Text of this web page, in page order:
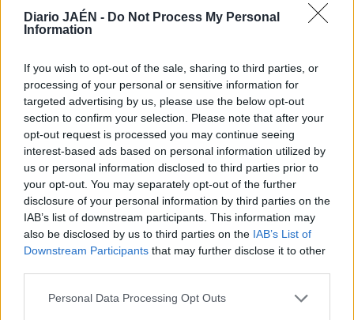
Diario JAÉN - Do Not Process My Personal
Information
If you wish to opt-out of the sale, sharing to third parties, or
processing of your personal or sensitive information for
targeted advertising by us, please use the below opt-out
section to confirm your selection. Please note that after your
opt-out request is processed you may continue seeing
interest-based ads based on personal information utilized by
us or personal information disclosed to third parties prior to
your opt-out. You may separately opt-out of the further
disclosure of your personal information by third parties on the
IAB’s list of downstream participants. This information may
also be disclosed by us to third parties on the IAB’s List of
Downstream Participants that may further disclose it to other
Personal Data Processing Opt Outs
los honores más importantes que se conceden en EE UU,
entre ellos la Medalla Presidencial de la Libertad —la
Unidos—, la Medalla de Honor Espacial del Congreso de
Estados Unidos y la Medalla de Oro del Congreso.
De carácter introvertido, Neil Armstrong fue el más
evasivo de la tripulación de la nave Apolo XI. Vivió hasta
sus últimos días en su casa de campo ubicada en Lebanon,
Ohio. Deja esposa, Carol Knight, y dos hijos de un
matrimonio anterior.
redacción n NUEVA YORK